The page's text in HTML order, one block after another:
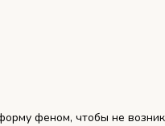
феном, чтобы не